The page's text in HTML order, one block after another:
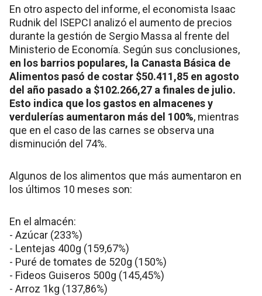
En otro aspecto del informe, el economista Isaac
Rudnik del ISEPCI analizó el aumento de precios
durante la gestión de Sergio Massa al frente del
Ministerio de Economía. Según sus conclusiones,
en los barrios populares, la Canasta Básica de
Alimentos pasó de costar $50.411,85 en agosto
del año pasado a $102.266,27 a finales de julio.
Esto indica que los gastos en almacenes y
verdulerías aumentaron más del 100%, mientras
que en el caso de las carnes se observa una
disminución del 74%.
Algunos de los alimentos que más aumentaron en
los últimos 10 meses son:
En el almacén:
- Azúcar (233%)
- Lentejas 400g (159,67%)
- Puré de tomates de 520g (150%)
- Fideos Guiseros 500g (145,45%)
- Arroz 1kg (137,86%)